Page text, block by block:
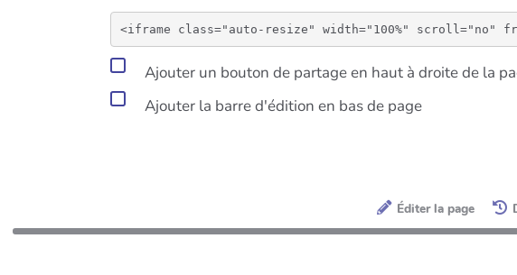
Ajouter un bouton de partage en haut à droite de la
Ajouter la barre d'édition en bas de page
Éditer la page